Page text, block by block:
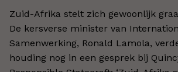
Zuid-Afrika stelt zich gewoonlijk
De kersverse minister van
Samenwerking, Ronald Lamola,
houding nog in een gesprek bij